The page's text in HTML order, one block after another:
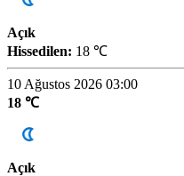
Açık
Hissedilen: 18 ℃
10 Ağustos 2026 03:00
18 ℃
Açık